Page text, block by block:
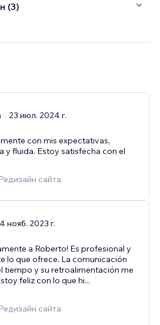
(3)
23 июл. 2024 г.
con mis expectativas,
y fluida. Estoy satisfecha con el
сайта
нояб. 2023 г.
a Roberto! Es profesional y
lo que ofrece. La comunicación
tiempo y su retroalimentación me
feliz con lo que hi...
сайта